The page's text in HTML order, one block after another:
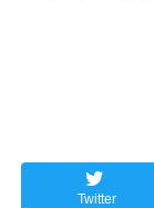
Twitter